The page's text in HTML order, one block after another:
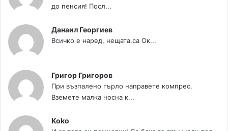
до пенсия! Посл...
Данаил Георгиев
Всичко е наред, нещата.са Ок...
Григор Григоров
При възпалено гърло направете компрес.
Вземете малка носна к...
Koko